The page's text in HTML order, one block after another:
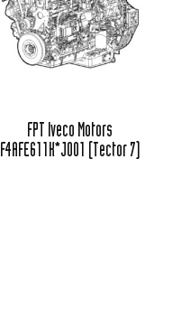
FPT Iveco Motors
F4AFE611K*J001 (Tector 7)